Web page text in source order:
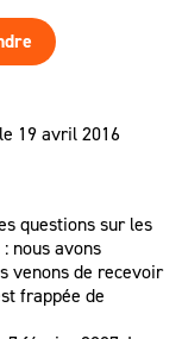
le 19 avril 2016
questions sur les
nous avons
venons de recevoir
frappée de